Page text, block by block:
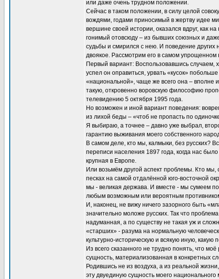
или даже очень трудном положении.
Сейчас в таком положении, в силу целой
вождями, годами приносимый в жертву идее
вершине своей истории, оказался вдруг, как
гонимый отовсюду – из бывших союзных и
судьбы и смирился с нею. И поведение
двоякое. Рассмотрим его в самом упрощенном
Первый вариант: Воспользовавшись случаем,
успел он оправиться, урвать «кусок»
«национальной», чаще же всего она – вполне
такую, откровенно воровскую философию
телевидению 5 октября 1995 года.
Но возможен и иной вариант поведения:
из лихой беды – «чтоб не пропасть по
Я выбираю, а точнее – давно уже выбрал,
гарантию выживания моего собственного
В самом деле, кто мы, калмыки, без русских?
переписи населения 1897 года, когда нас
крупная в Европе.
Или возьмём другой аспект проблемы. Кто
песках на самой отдалённой юго-восточной
мы - великая держава. И вместе - мы сумеем
любым возможным или вероятным
И, наконец, не вижу ничего зазорного быть
значительно моложе русских. Так что
надуманная, а по существу не такая уж и
«старших» - разума на нормальную
культурно-историческую и всякую иную,
Из всего сказанного не трудно понять, что
сущность, материализованная в конкретных
Родившись не из воздуха, а из реальной
эту двуединую сущность моего